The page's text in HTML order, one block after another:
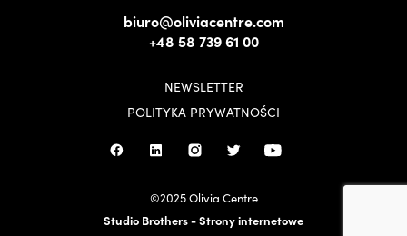
biuro@oliviacentre.com
+48 58 739 61 00
NEWSLETTER
POLITYKA PRYWATNOŚCI
©2025 Olivia Centre
Studio Brothers - Strony internetowe